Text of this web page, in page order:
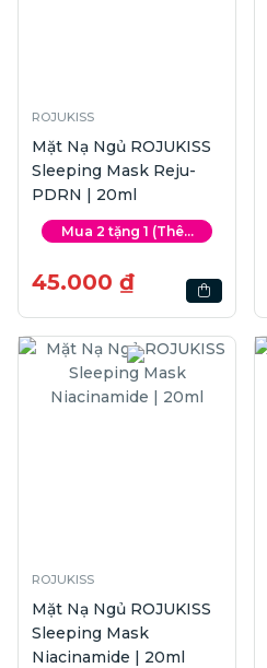
ROJUKISS
Mặt Nạ Ngủ ROJUKISS
Sleeping Mask Reju-
PDRN | 20ml
Mua 2 tặng 1 (Thê...
45.000 ₫
ROJUKISS
Mặt Nạ Ngủ ROJUKISS
Sleeping Mask
Niacinamide | 20ml